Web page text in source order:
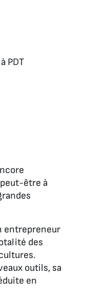
PDT
être à
entrepreneur
des
outils, sa
en